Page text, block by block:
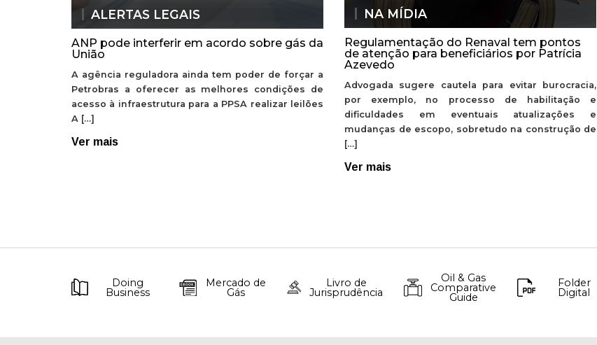
ALERTAS LEGAIS
ANP pode interferir em acordo sobre gás da
União
A agência reguladora ainda tem poder de forçar a
Petrobras a oferecer as melhores condições de
acesso à infraestrutura para a PPSA realizar leilões
A […]
Ver mais
NA MÍDIA
Regulamentação do Renaval tem pontos
de atenção para beneficiários por Patrícia
Azevedo
Advogada sugere cautela para evitar burocracia,
por exemplo, no processo de habilitação e
dificuldades em eventuais atualizações e
mudanças de escopo, sobretudo na construção de
[…]
Ver mais
Doing
Business
Mercado de
Gás
Livro de
Jurisprudência
Oil & Gas
Comparative
Guide
Folder
Digital